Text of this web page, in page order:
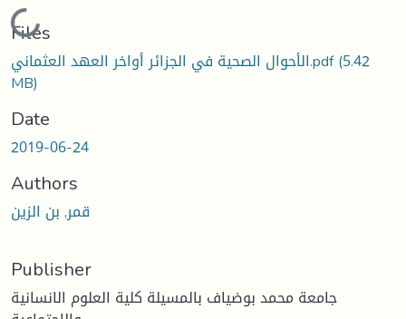
Loading...
Files
الأحوال الصحية في الجزائر أواخر العهد العثماني.pdf(5.42
MB)
Date
2019-06-24
Authors
قمر, بن الزين
Publisher
جامعة محمد بوضياف بالمسيلة كلية العلوم الانسانية